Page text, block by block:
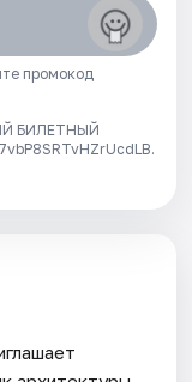
промокод
БИЛЕТНЫЙ